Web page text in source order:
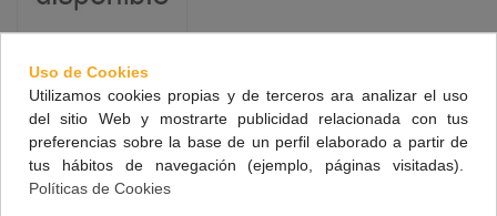
There are no products on the category.
NUESTRA FARMACIA
Uso de Cookies
Utilizamos cookies propias y de terceros ara analizar el uso
del sitio Web y mostrarte publicidad relacionada con tus
preferencias sobre la base de un perfil elaborado a partir de
tus hábitos de navegación (ejemplo, páginas visitadas).
Políticas de Cookies